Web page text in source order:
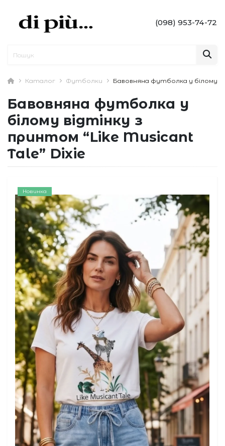
(098) 953-74-72
Каталог Футболки Бавовняна футболка у білому
Бавовняна футболка у
білому відтінку з
принтом “Like Musicant
Tale” Dixie
Новинка